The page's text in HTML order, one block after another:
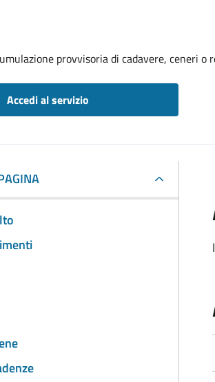
provvisoria di cadavere, ceneri o
Accedi al servizio